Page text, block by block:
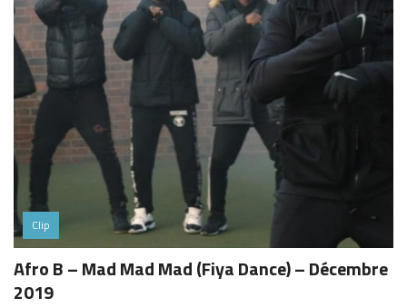
Clip
Afro B – Mad Mad Mad (Fiya Dance) – Décembre
2019